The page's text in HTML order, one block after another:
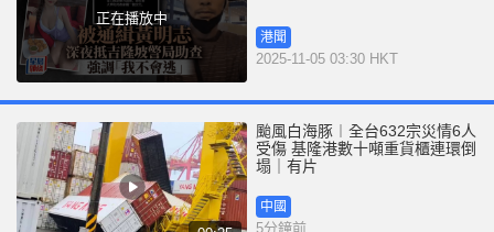
正在播放中
港聞
2025-11-05 03:30 HKT
颱風白海豚︱全台632宗災情6人
受傷 基隆港數十噸重貨櫃連環倒
塌｜有片
中國
5分鐘前